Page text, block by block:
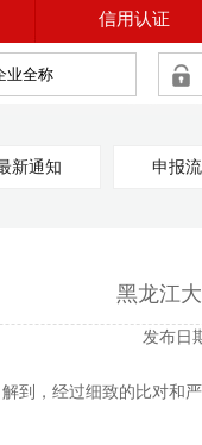
信用认证
新通知 申报
黑龙江
发布日
到，经过细致的比对和